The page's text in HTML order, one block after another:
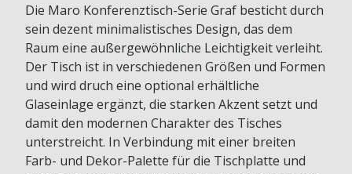
Die Maro Konferenztisch-Serie Graf besticht durch
sein dezent minimalistisches Design, das dem
Raum eine außergewöhnliche Leichtigkeit verleiht.
Der Tisch ist in verschiedenen Größen und Formen
und wird druch eine optional erhältliche
Glaseinlage ergänzt, die starken Akzent setzt und
damit den modernen Charakter des Tisches
unterstreicht. In Verbindung mit einer breiten
Farb- und Dekor-Palette für die Tischplatte und